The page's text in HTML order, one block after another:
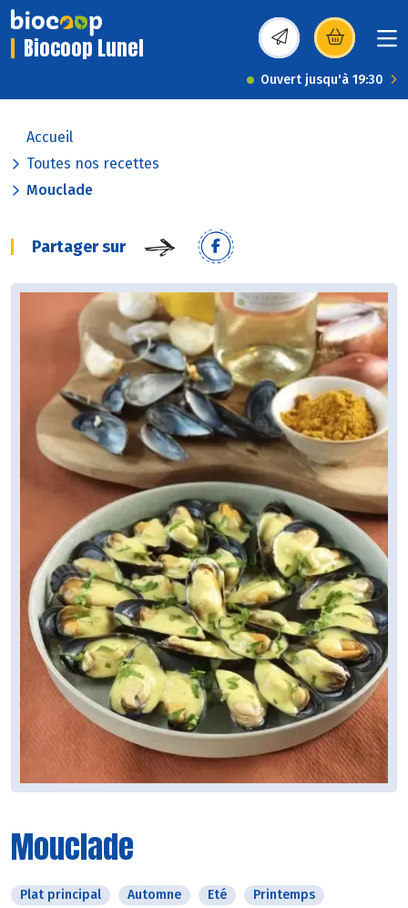
Biocoop Lunel (s’ouvre dans une
Ouvert jusqu'à 19:30
Accueil
Toutes nos recettes
Mouclade
Partager sur
Mouclade
Plat principal Automne Eté Printemps